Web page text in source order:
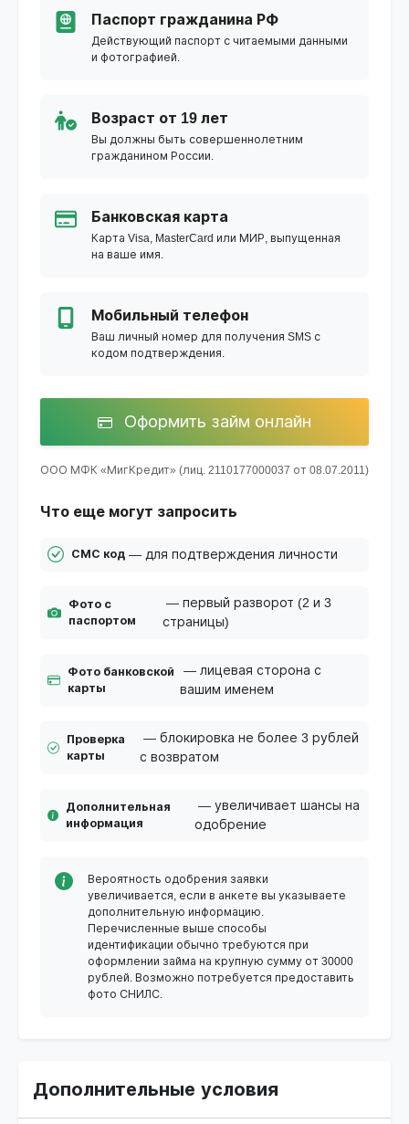
Паспорт гражданина РФ
Действующий паспорт с читаемыми данными
и фотографией.
Возраст от 19 лет
Вы должны быть совершеннолетним
гражданином России.
Банковская карта
Карта Visa, MasterCard или МИР, выпущенная
на ваше имя.
Мобильный телефон
Ваш личный номер для получения SMS с
кодом подтверждения.
Оформить займ онлайн
ООО МФК «МигКредит» (лиц. 2110177000037 от 08.07.2011)
Что еще могут запросить
СМС код — для подтверждения личности
Фото с
паспортом
— первый разворот (2 и 3
страницы)
Фото банковской
карты
— лицевая сторона с
вашим именем
Проверка
карты
— блокировка не более 3 рублей
с возвратом
Дополнительная
информация
— увеличивает шансы на
одобрение
Вероятность одобрения заявки
увеличивается, если в анкете вы указываете
дополнительную информацию.
Перечисленные выше способы
идентификации обычно требуются при
оформлении займа на крупную сумму от 30000
рублей. Возможно потребуется предоставить
фото СНИЛС.
Дополнительные условия